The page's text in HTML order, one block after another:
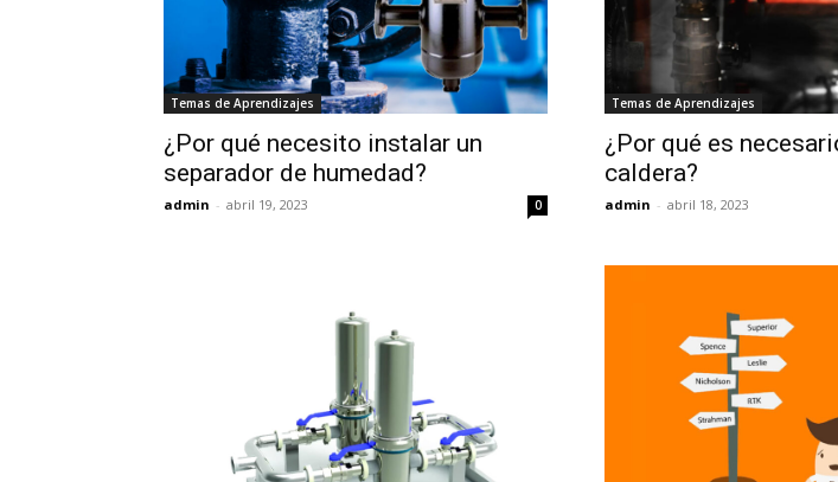
Temas de Aprendizajes
¿Por qué necesito instalar un
separador de humedad?
admin - abril 19, 2023 0
Temas de Aprendizajes
¿Por qué es
caldera?
admin - abril 18, 2023